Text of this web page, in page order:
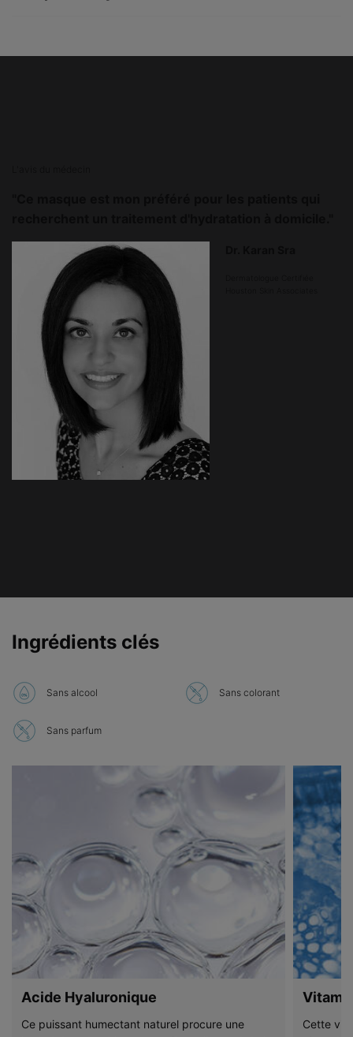
Ingrédients clés
Sans alcool Sans colorant
Sans parfum
Acide Hyaluronique
Ce puissant humectant naturel procure une
Cette